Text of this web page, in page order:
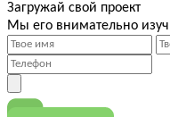
Загружай свой проект
Мы его внимательно